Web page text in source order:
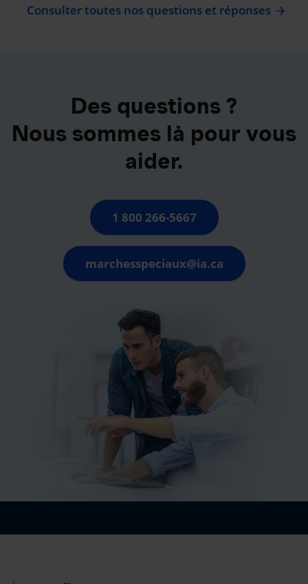
Consulter toutes nos questions et réponses
Des questions ?
Nous sommes là pour vous
aider.
1 800 266-5667
marchesspeciaux@ia.ca